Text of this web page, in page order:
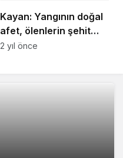
Kayan: Yangının doğal
afet, ölenlerin şehit
kabul edilmesi
2 yıl önce